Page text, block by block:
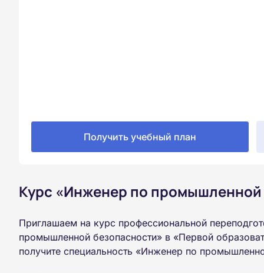
Получить учебный план
Курс «Инженер по промышленной
Приглашаем на курс профессиональной
промышленной безопасности» в «Первой
получите специальность «Инженер по